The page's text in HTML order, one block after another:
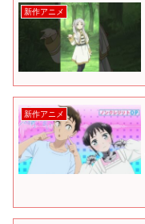
新作アニメ
新作アニメ